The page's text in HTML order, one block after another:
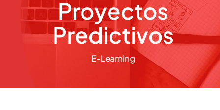
Proyectos
Predictivos
E-Learning